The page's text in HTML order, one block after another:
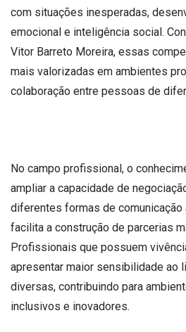
com situações inesperadas,
emocional e inteligência social.
Vitor Barreto Moreira, essas
mais valorizadas em ambientes
colaboração entre pessoas de
No campo profissional, o
ampliar a capacidade de
diferentes formas de
facilita a construção de parcerias
Profissionais que possuem
apresentar maior sensibilidade ao
diversas, contribuindo para
inclusivos e inovadores.